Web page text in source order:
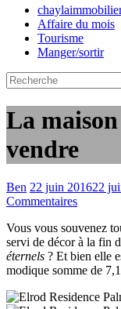
Affaire du mois
Tourisme
Manger/sortir
La maison
vendre
Ben 22 juin 201622
Commentaires
Vous vous souvenez
servi de décor à la fin
éternels ? Et bien elle
modique somme de